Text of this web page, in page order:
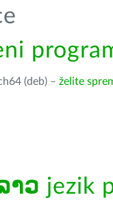
(deb) – želite
າວ jezik